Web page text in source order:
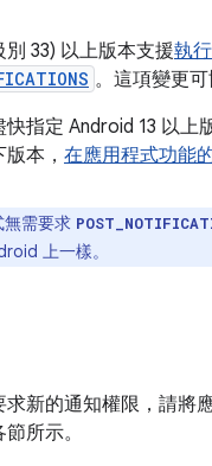
別 33) 以上版本支援執
。這項變更
指定 Android 13 以
本， 在應用程式功能
無需要求
上一樣。
新的通知權限，請將
所示。